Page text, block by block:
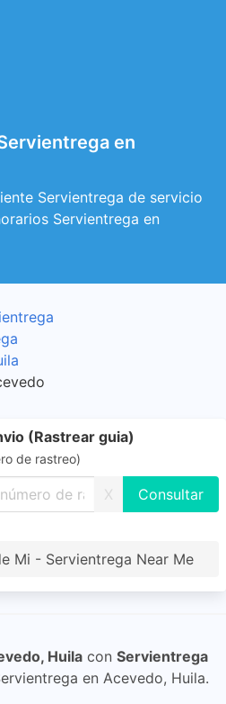
en
Servientrega de servicio
Servientrega en
(Rastrear guia)
de rastreo)
X
Mi - Servientrega Near Me
Huila con Servientrega
en Acevedo, Huila.